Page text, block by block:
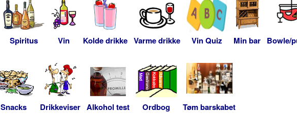
Spiritus Vin Kolde drikke Varme drikke Vin Quiz Min bar Bowle/
Snacks Drikkeviser Alkohol test Ordbog Tøm barskabet